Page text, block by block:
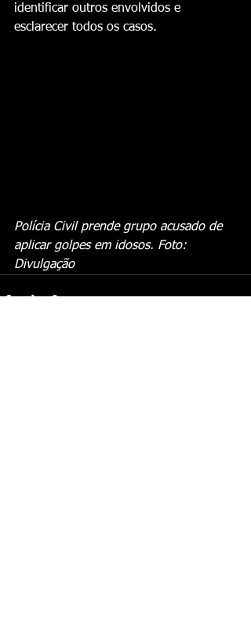
identificar outros envolvidos e
esclarecer todos os casos.
Polícia Civil prende grupo acusado de
aplicar golpes em idosos. Foto:
Divulgação